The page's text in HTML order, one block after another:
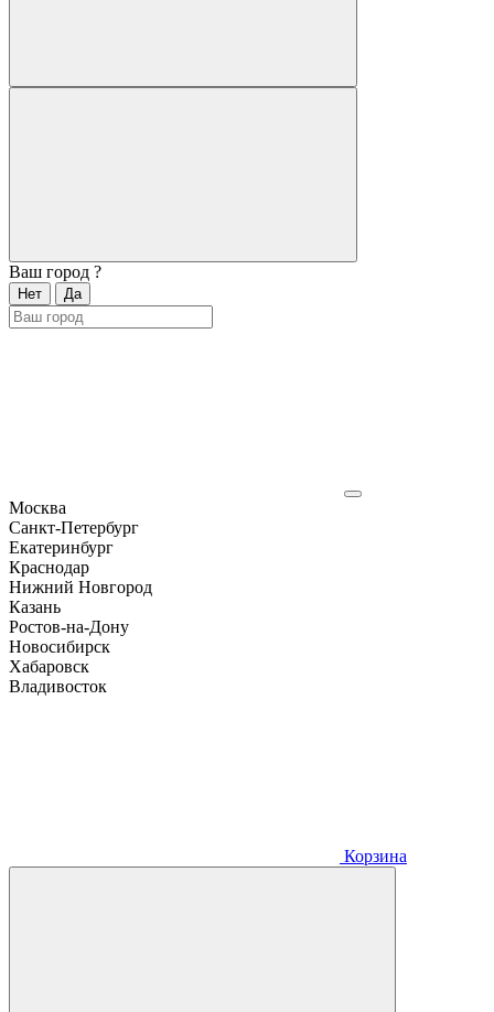
Ваш город ?
Нет Да
Москва
Санкт-Петербург
Екатеринбург
Краснодар
Нижний Новгород
Казань
Ростов-на-Дону
Новосибирск
Хабаровск
Владивосток
Корзина